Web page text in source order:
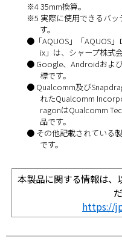
※4 35mm換算。
※5 実際に使用できるバッ
す。
●「AQUOS」「AQUOS
ix」は、シャープ株式
● Google、Androidおよ
標です。
● Qualcomm及び
れたQualcomm
ragonはQualcomm
品です。
● その他記載されている
です。
本製品に関する情報は、
https://